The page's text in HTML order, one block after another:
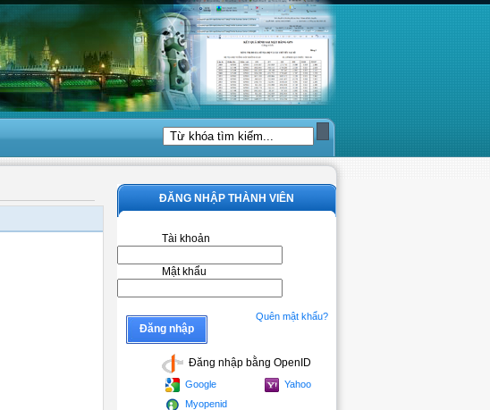
ĐĂNG NHẬP THÀNH VIÊN
Tài khoản
Mật khẩu
Quên mật khẩu?
Đăng nhập bằng OpenID
Google
Yahoo
Myopenid